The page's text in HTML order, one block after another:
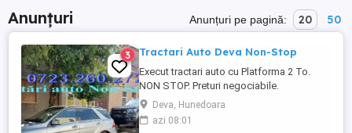
Anunțuri Anunțuri pe pagină: 20 50
3 Tractari Auto Deva Non-Stop
Execut tractari auto cu Platforma 2 To.
NON STOP. Preturi negociabile.
Deva, Hunedoara
azi 08:01